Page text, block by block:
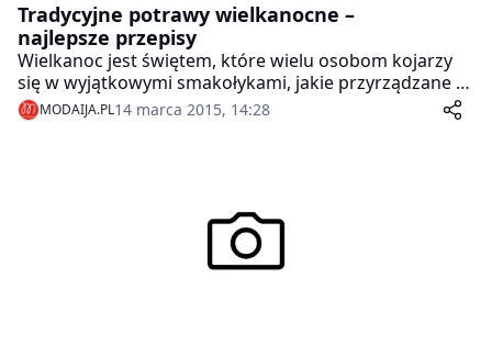
Tradycyjne potrawy wielkanocne –
najlepsze przepisy
Wielkanoc jest świętem, które wielu osobom kojarzy
się w wyjątkowymi smakołykami, jakie przyrządzane są
właśnie z tej okazji. Przez cały okres świąt w polskich
domach unoszą się niezwykle apetyczne zapachy
stworzenie najpopularniejszych wielkanocnych dań.
Zobacz, o czym pamiętać, by Twój stół nie stracił
prawdziwie świątecznej atmosfery.
MODAIJA.PL14 marca 2015, 14:28